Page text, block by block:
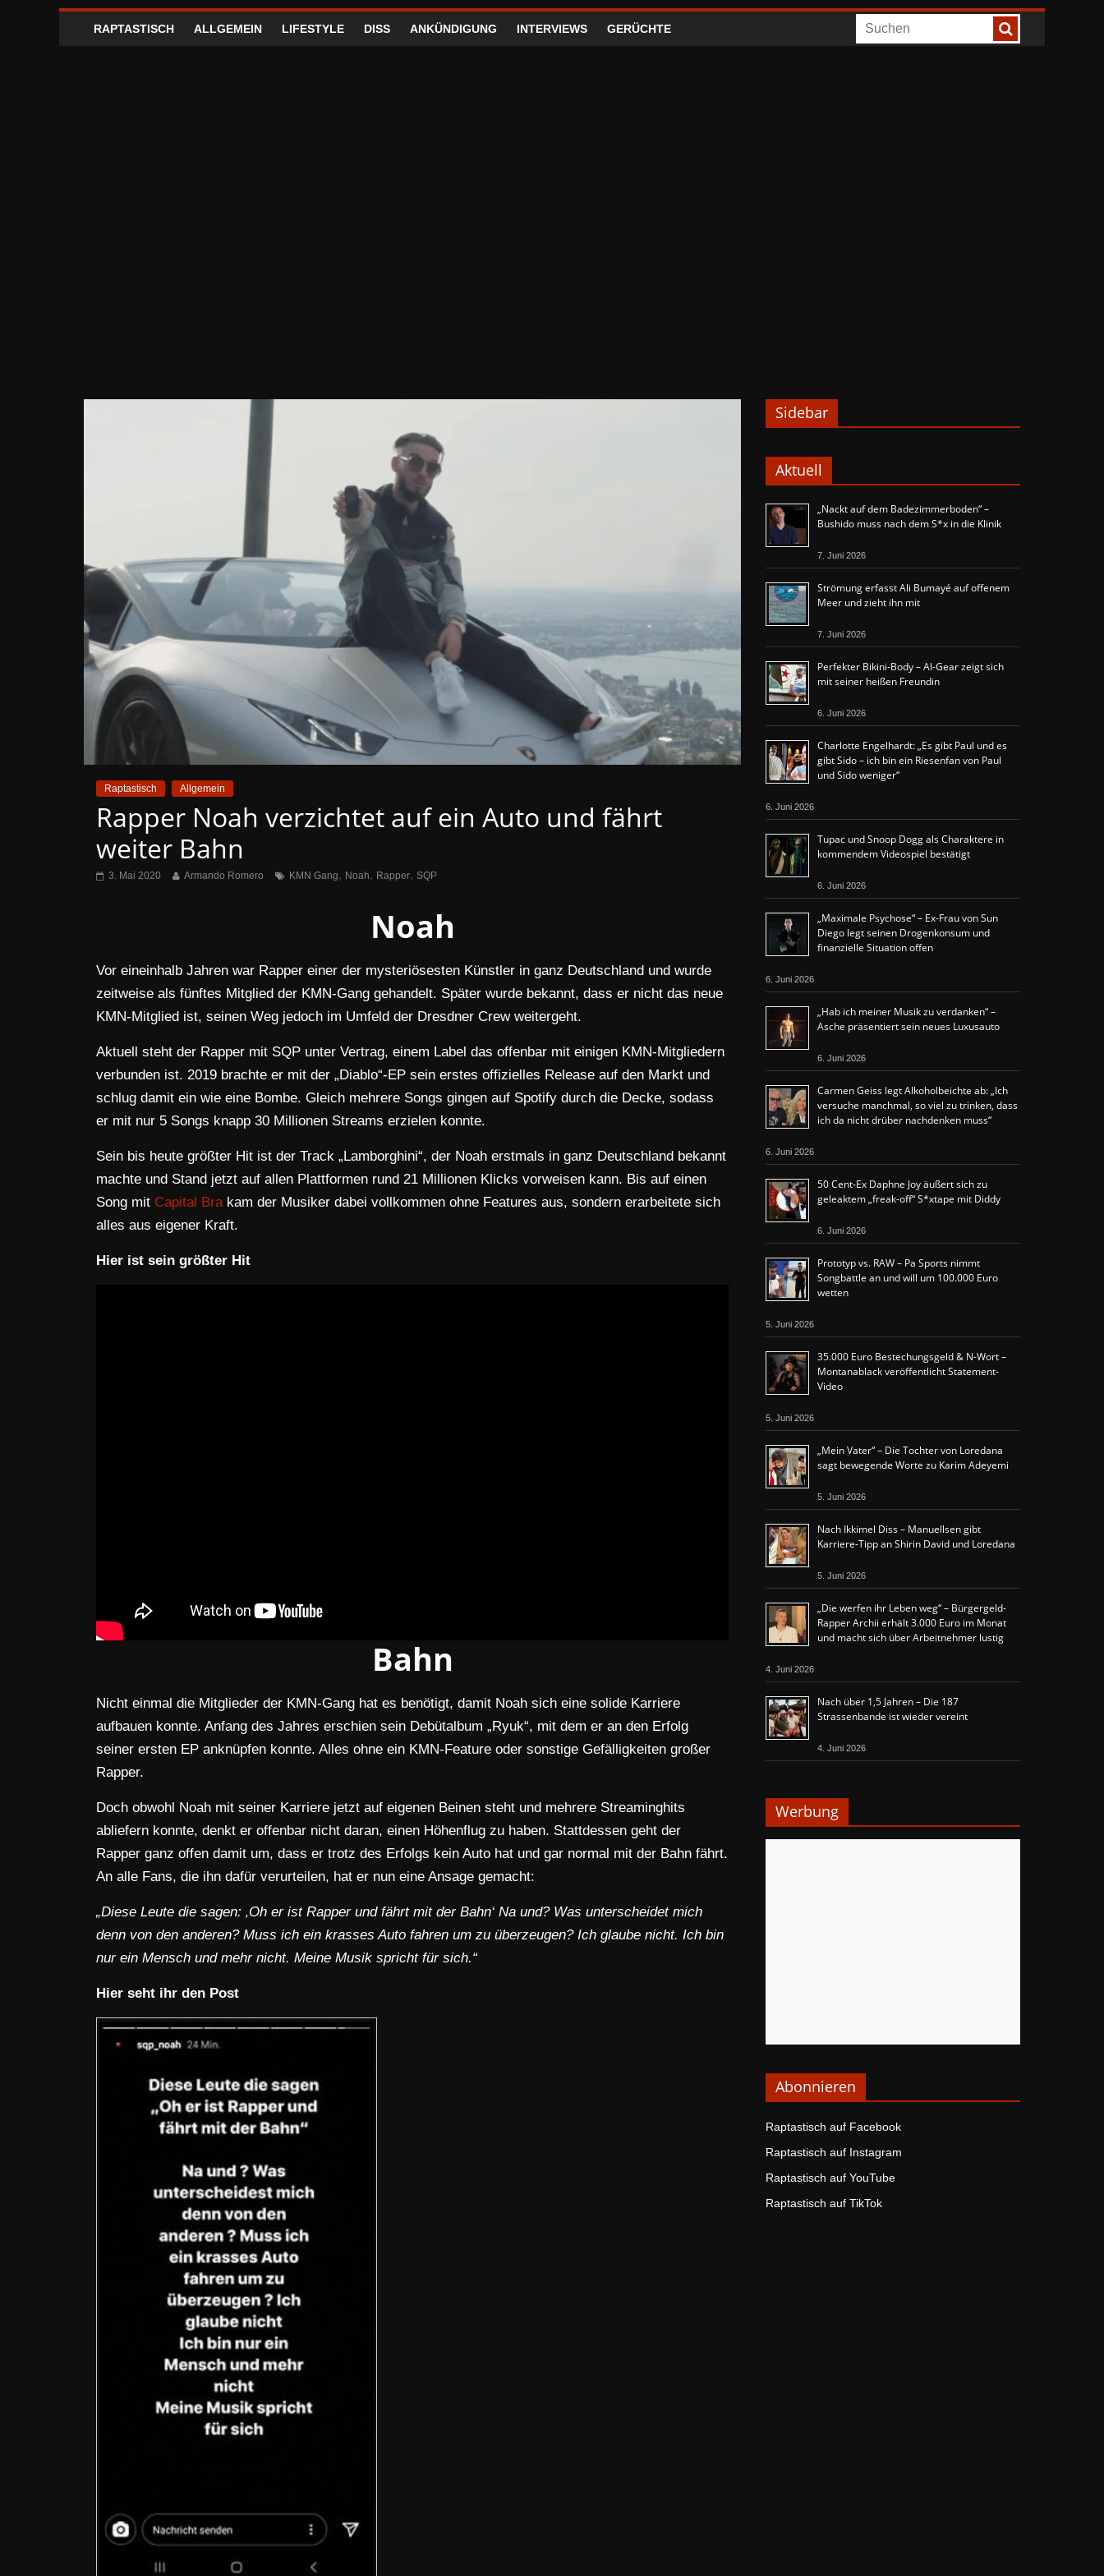
RAPTASTISCH ALLGEMEIN LIFESTYLE DISS ANKÜNDIGUNG INTERVIEWS GERÜCHTE
Raptastisch Allgemein
Rapper Noah verzichtet auf ein Auto und fährt
weiter Bahn
3. Mai 2020 Armando Romero KMN Gang, Noah, Rapper, SQP
Noah
Vor eineinhalb Jahren war Rapper einer der mysteriösesten Künstler in ganz Deutschland und wurde
zeitweise als fünftes Mitglied der KMN-Gang gehandelt. Später wurde bekannt, dass er nicht das neue
KMN-Mitglied ist, seinen Weg jedoch im Umfeld der Dresdner Crew weitergeht.
Aktuell steht der Rapper mit SQP unter Vertrag, einem Label das offenbar mit einigen KMN-Mitgliedern
verbunden ist. 2019 brachte er mit der „Diablo“-EP sein erstes offizielles Release auf den Markt und
schlug damit ein wie eine Bombe. Gleich mehrere Songs gingen auf Spotify durch die Decke, sodass
er mit nur 5 Songs knapp 30 Millionen Streams erzielen konnte.
Sein bis heute größter Hit ist der Track „Lamborghini“, der Noah erstmals in ganz Deutschland bekannt
machte und Stand jetzt auf allen Plattformen rund 21 Millionen Klicks vorweisen kann. Bis auf einen
Song mit Capital Brakam der Musiker dabei vollkommen ohne Features aus, sondern erarbeitete sich
alles aus eigener Kraft.
Hier ist sein größter Hit
Bahn
Nicht einmal die Mitglieder der KMN-Gang hat es benötigt, damit Noah sich eine solide Karriere
aufbauen konnte. Anfang des Jahres erschien sein Debütalbum „Ryuk“, mit dem er an den Erfolg
seiner ersten EP anknüpfen konnte. Alles ohne ein KMN-Feature oder sonstige Gefälligkeiten großer
Rapper.
Doch obwohl Noah mit seiner Karriere jetzt auf eigenen Beinen steht und mehrere Streaminghits
abliefern konnte, denkt er offenbar nicht daran, einen Höhenflug zu haben. Stattdessen geht der
Rapper ganz offen damit um, dass er trotz des Erfolgs kein Auto hat und gar normal mit der Bahn fährt.
An alle Fans, die ihn dafür verurteilen, hat er nun eine Ansage gemacht:
„Diese Leute die sagen: ‚Oh er ist Rapper und fährt mit der Bahn‘ Na und? Was unterscheidet mich
denn von den anderen? Muss ich ein krasses Auto fahren um zu überzeugen? Ich glaube nicht. Ich bin
nur ein Mensch und mehr nicht. Meine Musik spricht für sich.“
Hier seht ihr den Post
Sidebar
Aktuell
„Nackt auf dem Badezimmerboden“ –
Bushido muss nach dem S*x in die Klinik
7. Juni 2026
Strömung erfasst Ali Bumayé auf offenem
Meer und zieht ihn mit
7. Juni 2026
Perfekter Bikini-Body – Al-Gear zeigt sich
mit seiner heißen Freundin
6. Juni 2026
Charlotte Engelhardt: „Es gibt Paul und es
gibt Sido – ich bin ein Riesenfan von Paul
und Sido weniger“
6. Juni 2026
Tupac und Snoop Dogg als Charaktere in
kommendem Videospiel bestätigt
6. Juni 2026
„Maximale Psychose“ – Ex-Frau von Sun
Diego legt seinen Drogenkonsum und
finanzielle Situation offen
6. Juni 2026
„Hab ich meiner Musik zu verdanken“ –
Asche präsentiert sein neues Luxusauto
6. Juni 2026
Carmen Geiss legt Alkoholbeichte ab: „Ich
versuche manchmal, so viel zu trinken, dass
ich da nicht drüber nachdenken muss“
6. Juni 2026
50 Cent-Ex Daphne Joy äußert sich zu
geleaktem „freak-off“ S*xtape mit Diddy
6. Juni 2026
Prototyp vs. RAW – Pa Sports nimmt
Songbattle an und will um 100.000 Euro
wetten
5. Juni 2026
35.000 Euro Bestechungsgeld & N-Wort –
Montanablack veröffentlicht Statement-
Video
5. Juni 2026
„Mein Vater“ – Die Tochter von Loredana
sagt bewegende Worte zu Karim Adeyemi
5. Juni 2026
Nach Ikkimel Diss – Manuellsen gibt
Karriere-Tipp an Shirin David und Loredana
5. Juni 2026
„Die werfen ihr Leben weg“ – Bürgergeld-
Rapper Archii erhält 3.000 Euro im Monat
und macht sich über Arbeitnehmer lustig
4. Juni 2026
Nach über 1,5 Jahren – Die 187
Strassenbande ist wieder vereint
4. Juni 2026
Werbung
Abonnieren
Raptastisch auf Facebook
Raptastisch auf Instagram
Raptastisch auf YouTube
Raptastisch auf TikTok